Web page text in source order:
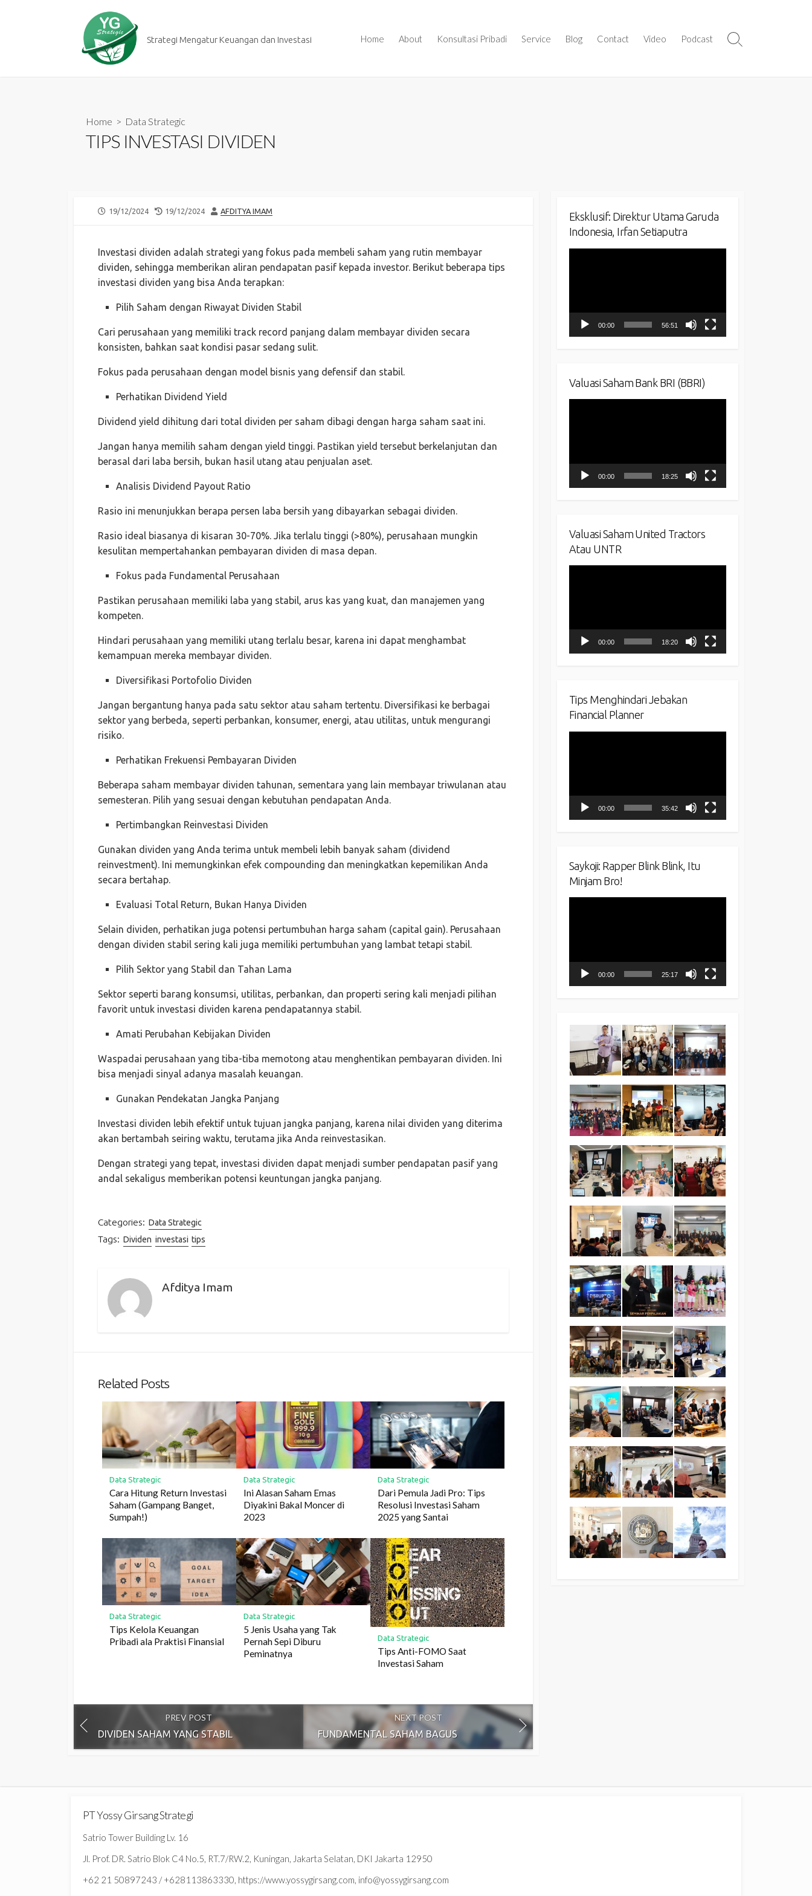
Strategi Mengatur Keuangan dan Investasi Home About Konsultasi Pribadi Service Blog Contact Video Podcast
Search
Home > Data Strategic
TIPS INVESTASI DIVIDEN
PUBLISHED
19/12/2024
LAST
19/12/2024 AUTHOR
AFDITYA IMAM
Investasi dividen adalah strategi yang fokus pada membeli saham yang rutin membayar
dividen, sehingga memberikan aliran pendapatan pasif kepada investor. Berikut beberapa tips
investasi dividen yang bisa Anda terapkan:
Pilih Saham dengan Riwayat Dividen Stabil
Cari perusahaan yang memiliki track record panjang dalam membayar dividen secara
konsisten, bahkan saat kondisi pasar sedang sulit.
Fokus pada perusahaan dengan model bisnis yang defensif dan stabil.
Perhatikan Dividend Yield
Dividend yield dihitung dari total dividen per saham dibagi dengan harga saham saat ini.
Jangan hanya memilih saham dengan yield tinggi. Pastikan yield tersebut berkelanjutan dan
berasal dari laba bersih, bukan hasil utang atau penjualan aset.
Analisis Dividend Payout Ratio
Rasio ini menunjukkan berapa persen laba bersih yang dibayarkan sebagai dividen.
Rasio ideal biasanya di kisaran 30-70%. Jika terlalu tinggi (>80%), perusahaan mungkin
kesulitan mempertahankan pembayaran dividen di masa depan.
Fokus pada Fundamental Perusahaan
Pastikan perusahaan memiliki laba yang stabil, arus kas yang kuat, dan manajemen yang
kompeten.
Hindari perusahaan yang memiliki utang terlalu besar, karena ini dapat menghambat
kemampuan mereka membayar dividen.
Diversifikasi Portofolio Dividen
Jangan bergantung hanya pada satu sektor atau saham tertentu. Diversifikasi ke berbagai
sektor yang berbeda, seperti perbankan, konsumer, energi, atau utilitas, untuk mengurangi
risiko.
Perhatikan Frekuensi Pembayaran Dividen
Beberapa saham membayar dividen tahunan, sementara yang lain membayar triwulanan atau
semesteran. Pilih yang sesuai dengan kebutuhan pendapatan Anda.
Pertimbangkan Reinvestasi Dividen
Gunakan dividen yang Anda terima untuk membeli lebih banyak saham (dividend
reinvestment). Ini memungkinkan efek compounding dan meningkatkan kepemilikan Anda
secara bertahap.
Evaluasi Total Return, Bukan Hanya Dividen
Selain dividen, perhatikan juga potensi pertumbuhan harga saham (capital gain). Perusahaan
dengan dividen stabil sering kali juga memiliki pertumbuhan yang lambat tetapi stabil.
Pilih Sektor yang Stabil dan Tahan Lama
Sektor seperti barang konsumsi, utilitas, perbankan, dan properti sering kali menjadi pilihan
favorit untuk investasi dividen karena pendapatannya stabil.
Amati Perubahan Kebijakan Dividen
Waspadai perusahaan yang tiba-tiba memotong atau menghentikan pembayaran dividen. Ini
bisa menjadi sinyal adanya masalah keuangan.
Gunakan Pendekatan Jangka Panjang
Investasi dividen lebih efektif untuk tujuan jangka panjang, karena nilai dividen yang diterima
akan bertambah seiring waktu, terutama jika Anda reinvestasikan.
Dengan strategi yang tepat, investasi dividen dapat menjadi sumber pendapatan pasif yang
andal sekaligus memberikan potensi keuntungan jangka panjang.
Categories: Data Strategic
Tags: Dividen investasi tips
Afditya Imam
Related Posts
Data Strategic
Cara Hitung Return Investasi
Saham (Gampang Banget,
Sumpah!)
Data Strategic
Ini Alasan Saham Emas
Diyakini Bakal Moncer di
2023
Data Strategic
Dari Pemula Jadi Pro: Tips
Resolusi Investasi Saham
2025 yang Santai
Data Strategic
Tips Kelola Keuangan
Pribadi ala Praktisi Finansial
Data Strategic
5 Jenis Usaha yang Tak
Pernah Sepi Diburu
Peminatnya
Data Strategic
Tips Anti-FOMO Saat
Investasi Saham
PREV POST
DIVIDEN SAHAM YANG STABIL
NEXT POST
FUNDAMENTAL SAHAM BAGUS
Eksklusif: Direktur Utama Garuda
Indonesia, Irfan Setiaputra
00:00 56:51
Valuasi Saham Bank BRI (BBRI)
00:00 18:25
Valuasi Saham United Tractors
Atau UNTR
00:00 18:20
Tips Menghindari Jebakan
Financial Planner
00:00 35:42
Saykoji: Rapper Blink Blink, Itu
Minjam Bro!
00:00 25:17
PT Yossy Girsang Strategi
Satrio Tower Building Lv. 16
Jl. Prof. DR. Satrio Blok C4 No.5, RT.7/RW.2, Kuningan, Jakarta Selatan, DKI Jakarta 12950
+62 21 50897243 / +628113863330, https://www.yossygirsang.com, info@yossygirsang.com